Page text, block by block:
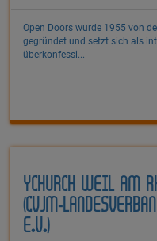
Open Doors wurde 1955 von
gegründet und setzt sich als
überkonfessi...
YCHURCH WEIL AM
(CVJM-
E.V.)